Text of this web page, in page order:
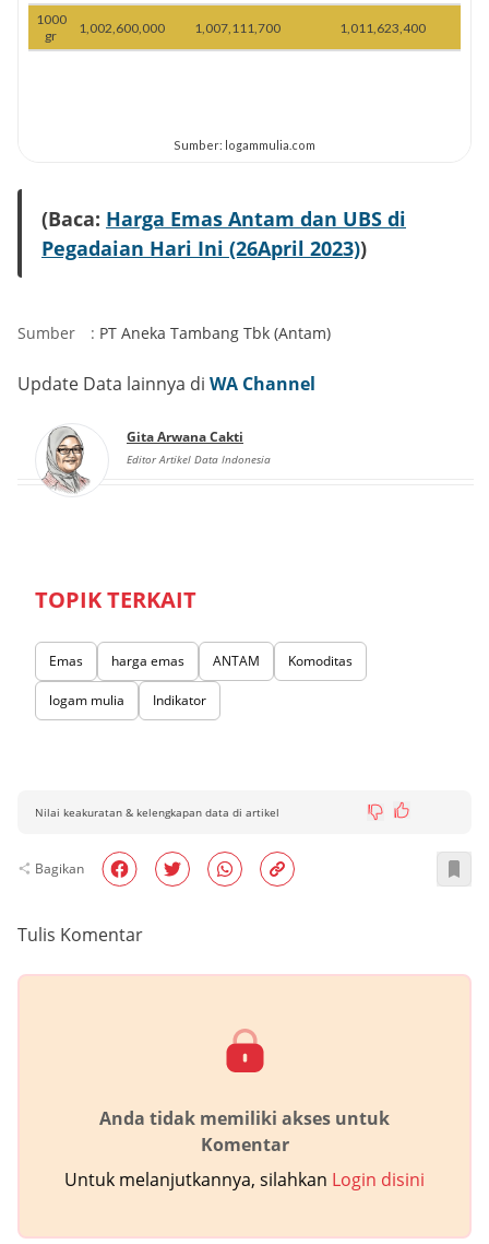
(Baca: Harga Emas Antam dan UBS di
Pegadaian Hari Ini (26April 2023))
Sumber : PT Aneka Tambang Tbk (Antam)
Update Data lainnya di WA Channel
Gita Arwana Cakti
Editor Artikel Data Indonesia
TOPIK TERKAIT
Emas harga emas ANTAM Komoditas
logam mulia Indikator
Nilai keakuratan & kelengkapan data di artikel
Bagikan
Tulis Komentar
Anda tidak memiliki akses untuk
Komentar
Untuk melanjutkannya, silahkan Login disini